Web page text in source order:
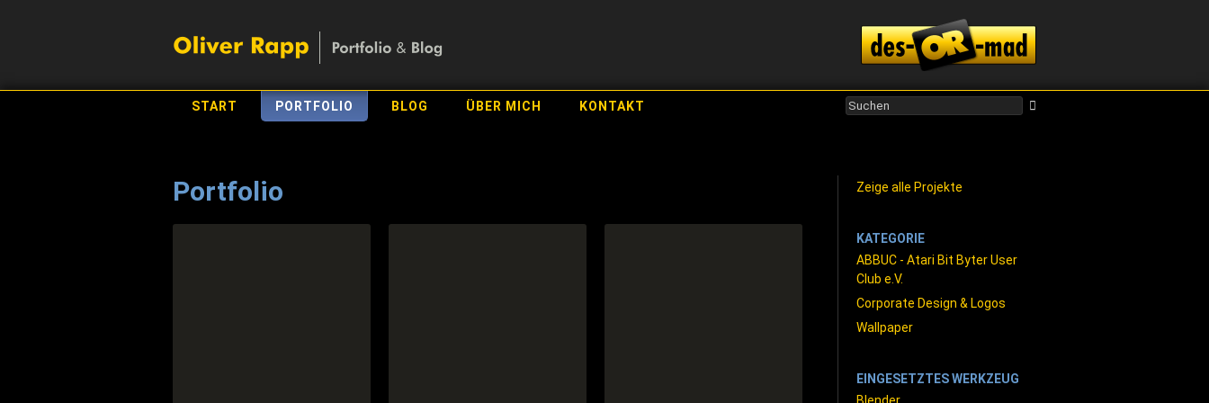
START PORTFOLIO BLOG ÜBER MICH KONTAKT
Portfolio Zeige alle Projekte
KATEGORIE
ABBUC - Atari Bit Byter User
Club e.V.
Corporate Design & Logos
Wallpaper
EINGESETZTES WERKZEUG